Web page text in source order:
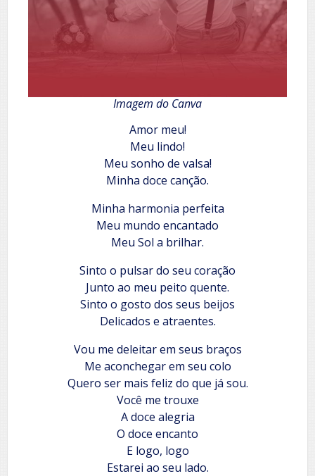
Imagem do Canva
Amor meu!
Meu lindo!
Meu sonho de valsa!
Minha doce canção.
Minha harmonia perfeita
Meu mundo encantado
Meu Sol a brilhar.
Sinto o pulsar do seu coração
Junto ao meu peito quente.
Sinto o gosto dos seus beijos
Delicados e atraentes.
Vou me deleitar em seus braços
Me aconchegar em seu colo
Quero ser mais feliz do que já sou.
Você me trouxe
A doce alegria
O doce encanto
E logo, logo
Estarei ao seu lado.